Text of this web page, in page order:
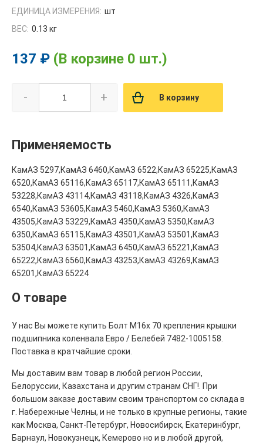
ЕДИНИЦА ИЗМЕРЕНИЯ: шт
ВЕС: 0.13 кг
137 ₽ (В корзине 0 шт.)
- + В корзину
Применяемость
КамАЗ 5297,КамАЗ 6460,КамАЗ 6522,КамАЗ 65225,КамАЗ
6520,КамАЗ 65116,КамАЗ 65117,КамАЗ 65111,КамАЗ
53228,КамАЗ 43114,КамАЗ 43118,КамАЗ 4326,КамАЗ
6540,КамАЗ 53605,КамАЗ 5460,КамАЗ 5360,КамАЗ
43505,КамАЗ 53229,КамАЗ 4350,КамАЗ 5350,КамАЗ
6350,КамАЗ 65115,КамАЗ 43501,КамАЗ 53501,КамАЗ
53504,КамАЗ 63501,КамАЗ 6450,КамАЗ 65221,КамАЗ
65222,КамАЗ 6560,КамАЗ 43253,КамАЗ 43269,КамАЗ
65201,КамАЗ 65224
О товаре
У нас Вы можете купить Болт М16х 70 крепления крышки
подшипника коленвала Евро / Белебей 7482-1005158.
Поставка в кратчайшие сроки.
Мы доставим вам товар в любой регион России,
Белоруссии, Казахстана и другим странам СНГ!. При
большом заказе доставим своим транспортом со склада в
г. Набережные Челны, и не только в крупные регионы, такие
как Москва, Санкт-Петербург, Новосибирск, Екатеринбург,
Барнаул, Новокузнецк, Кемерово но и в любой другой,